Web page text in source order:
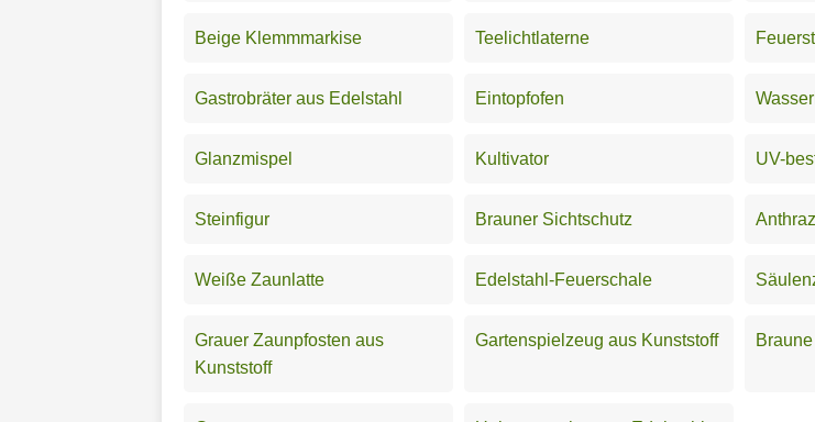
Beige Klemmmarkise Teelichtlaterne
Gastrobräter aus Edelstahl Eintopfofen
Glanzmispel Kultivator UV-
Steinfigur Brauner Sichtschutz
Weiße Zaunlatte Edelstahl-Feuerschale
Grauer Zaunpfosten aus
Kunststoff
Gartenspielzeug aus Kunststoff